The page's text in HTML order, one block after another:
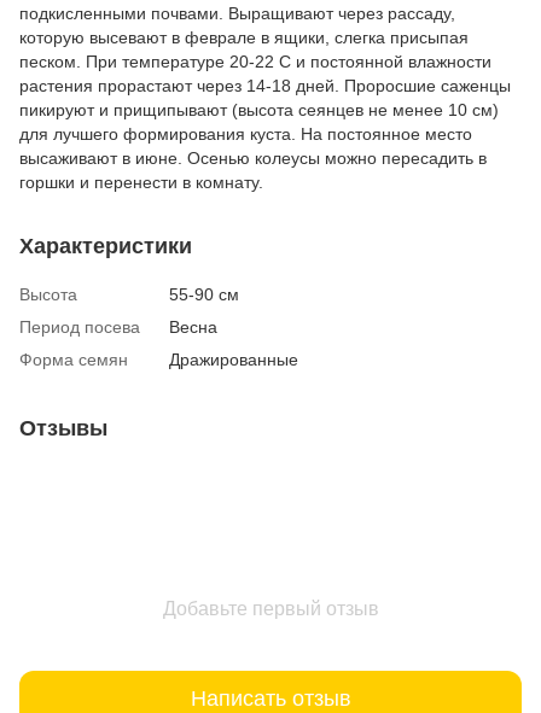
подкисленными почвами. Выращивают через рассаду,
которую высевают в феврале в ящики, слегка присыпая
песком. При температуре 20-22 С и постоянной влажности
растения прорастают через 14-18 дней. Проросшие саженцы
пикируют и прищипывают (высота сеянцев не менее 10 см)
для лучшего формирования куста. На постоянное место
высаживают в июне. Осенью колеусы можно пересадить в
горшки и перенести в комнату.
Характеристики
Высота
55-90 см
Период посева
Весна
Форма семян
Дражированные
Отзывы
Добавьте первый отзыв
Написать отзыв